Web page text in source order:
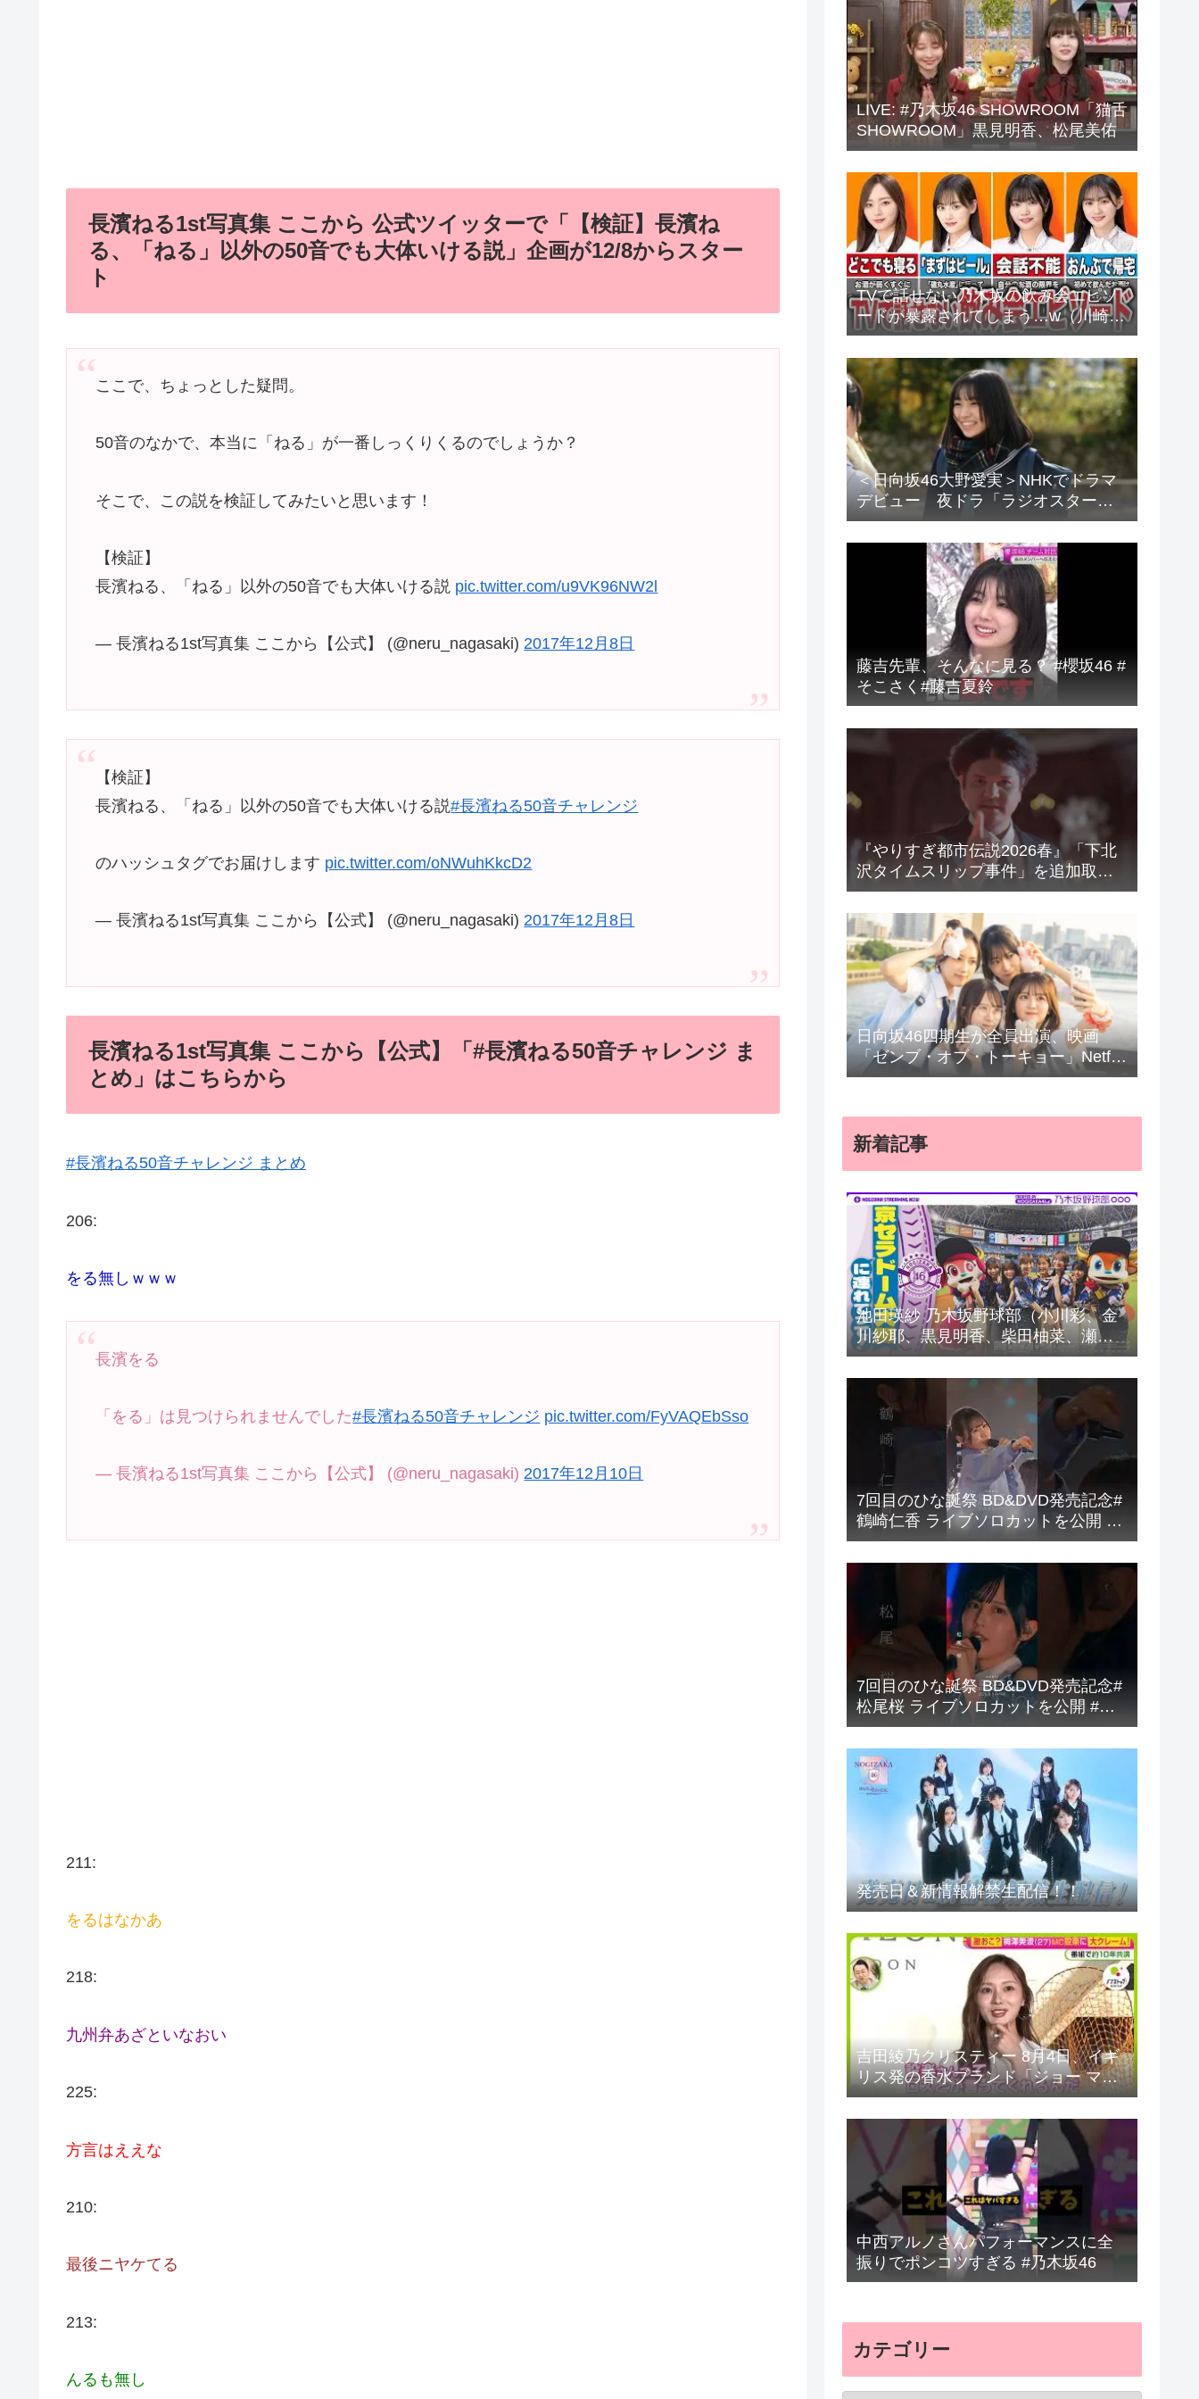
長濱ねる1st写真集 ここから 公式ツイッターで「【検証】長濱ね
る、「ねる」以外の50音でも大体いける説」企画が12/8からスター
ト
ここで、ちょっとした疑問。
50音のなかで、本当に「ねる」が一番しっくりくるのでしょうか？
そこで、この説を検証してみたいと思います！
【検証】
長濱ねる、「ねる」以外の50音でも大体いける説 pic.twitter.com/u9VK96NW2l
— 長濱ねる1st写真集 ここから【公式】 (@neru_nagasaki) 2017年12月8日
【検証】
長濱ねる、「ねる」以外の50音でも大体いける説#長濱ねる50音チャレンジ
のハッシュタグでお届けします pic.twitter.com/oNWuhKkcD2
— 長濱ねる1st写真集 ここから【公式】 (@neru_nagasaki) 2017年12月8日
長濱ねる1st写真集 ここから【公式】「#長濱ねる50音チャレンジ ま
とめ」はこちらから
#長濱ねる50音チャレンジ まとめ
206:
をる無しｗｗｗ
長濱をる
「をる」は見つけられませんでした#長濱ねる50音チャレンジ pic.twitter.com/FyVAQEbSso
— 長濱ねる1st写真集 ここから【公式】 (@neru_nagasaki) 2017年12月10日
211:
をるはなかあ
218:
九州弁あざといなおい
225:
方言はええな
210:
最後ニヤケてる
213:
んるも無し
LIVE: #乃木坂46 SHOWROOM「猫舌
SHOWROOM」黒見明香、松尾美佑
TVで話せない乃木坂の飲み会エピソ
ードが暴露されてしまう…w（川崎
桜、中西アルノ、梅澤美波、山下美
月、他）
＜日向坂46大野愛実＞NHKでドラマ
デビュー 夜ドラ「ラジオスター」
登場に「かわいさハンパない」「演
技上手じゃん！」の声
藤吉先輩、そんなに見る？ #櫻坂46 #
そこさく#藤吉夏鈴
『やりすぎ都市伝説2026春』「下北
沢タイムスリップ事件」を追加取
材 “Mr.都市伝説”関暁夫は宇宙人に
迫る きょう22日放送
日向坂46四期生が全員出演、映画
「ゼンブ・オブ・トーキョー」Netflix
で配信
新着記事
池田瑛紗 乃木坂野球部（小川彩、金
川紗耶、黒見明香、柴田柚菜、瀬戸
口心月、長嶋凛桜）の楽曲「パシフ
ィの反応まとめ
7回目のひな誕祭 BD&DVD発売記念#
鶴崎仁香 ライブソロカットを公開 #
日向坂46 #hinatazaka46 #
7回目のひな誕祭 BD&DVD発売記念#
松尾桜 ライブソロカットを公開 #日
向坂46
発売日＆新情報解禁生配信！！
吉田綾乃クリスティー 8月4日、イギ
リス発の香水ブランド「ジョー マロ
ーン ロンドン」のポップアップイベ
ントに登の反応まとめ
中西アルノさんパフォーマンスに全
振りでポンコツすぎる #乃木坂46
カテゴリー